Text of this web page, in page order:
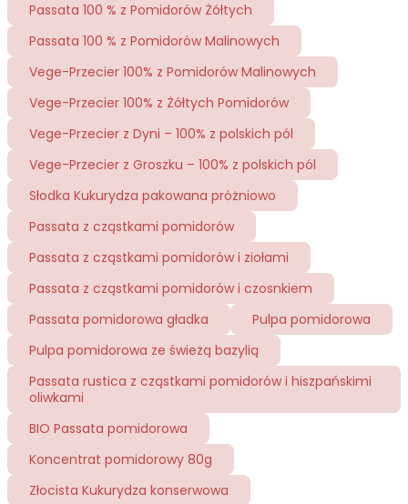
Passata 100 % z Pomidorów Żółtych
Passata 100 % z Pomidorów Malinowych
Vege-Przecier 100% z Pomidorów Malinowych
Vege-Przecier 100% z Żółtych Pomidorów
Vege-Przecier z Dyni – 100% z polskich pól
Vege-Przecier z Groszku – 100% z polskich pól
Słodka Kukurydza pakowana próżniowo
Passata z cząstkami pomidorów
Passata z cząstkami pomidorów i ziołami
Passata z cząstkami pomidorów i czosnkiem
Passata pomidorowa gładka
Pulpa pomidorowa
Pulpa pomidorowa ze świeżą bazylią
Passata rustica z cząstkami pomidorów i hiszpańskimi
oliwkami
BIO Passata pomidorowa
Koncentrat pomidorowy 80g
Złocista Kukurydza konserwowa